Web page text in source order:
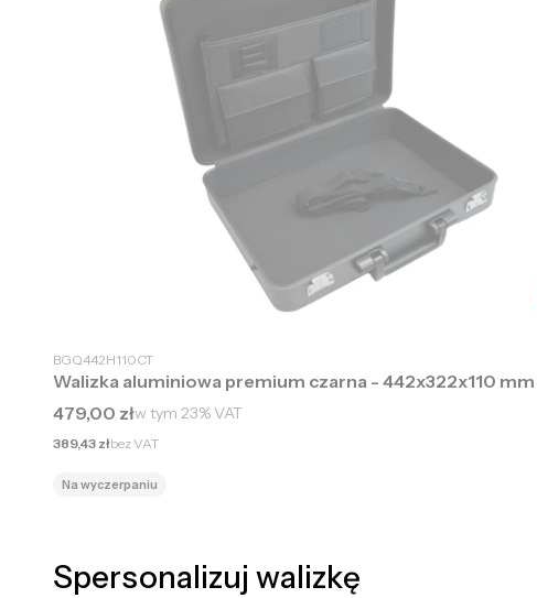
BGQ442H110CT
Walizka aluminiowa premium czarna - 442x322x110 mm
Cena brutto
479,00 złw tym 23%VAT
Cena netto
389,43 złbez VAT
Na wyczerpaniu
Spersonalizuj walizkę